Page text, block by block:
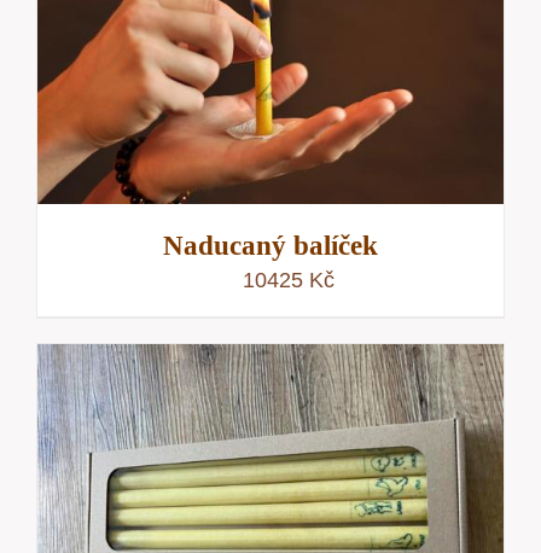
Naducaný balíček
10425 Kč